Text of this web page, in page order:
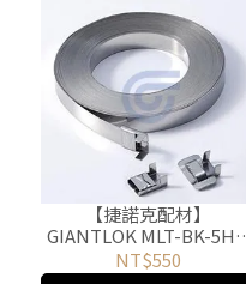
【捷諾克配材】
GIANTLOK MLT-BK-5HD
齒式不銹鋼扣 50PCS
NT$550